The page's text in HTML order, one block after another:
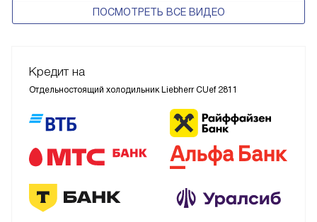
ПОСМОТРЕТЬ ВСЕ ВИДЕО
Кредит на
Отдельностоящий холодильник Liebherr CUef 2811